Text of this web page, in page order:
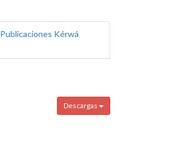
Publicaciones Kérwá
Descargas